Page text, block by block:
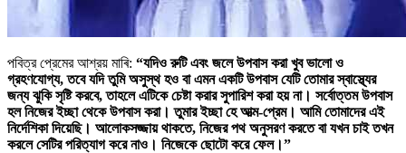
পবিত্র প্রেমের আশ্রয় মাৰি: “যদিও রুটি এবং জলে উপবাস করা খুব ভালো ও
গ্রহণযোগ্য, তবে যদি তুমি অসুস্থ হও বা এমন একটি উপবাস যেটি তোমার স্বাস্থ্যের
জন্য ঝুকি সৃষ্টি করবে, তাহলে এটিকে চেষ্টা করার সুপারিশ করা হয় না। সর্বোত্তম উপবাস
হল নিজের ইচ্ছা থেকে উপবাস করা। তুমার ইচ্ছা হে আত্ম-প্রেম। আমি তোমাদের এই
নির্দেশিকা দিয়েছি। আলোকসজ্জায় থাকতে, নিজের পথ অনুসরণ করতে বা যখন চাই তখন
করলে সেটির পরিত্যাগ করে নাও। নিজেকে ছোটো করে ফেল।”